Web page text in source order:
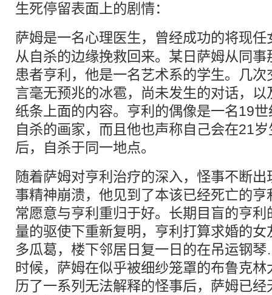
生死停留表面上的剧情：
萨姆是一名心理医生，曾经成功的将现
从自杀的边缘挽救回来。某日萨姆从同
患者亨利，他是一名艺术系的学生。几
言毫无预兆的冰雹，尚未发生的对话，
纸条上面的内容。亨利的偶像是一名19
自杀的画家，而且他也声称自己会在21
后，自杀于同一地点。
随着萨姆对亨利治疗的深入，怪事不断
事精神崩溃，他见到了本该已经死亡的
常愿意与亨利重归于好。长期目盲的亨
量的驱使下重新复明，亨利打算求婚的
多瓜葛，楼下邻居日复一日的在吊运钢
时候，萨姆在似乎被细纱笼罩的布鲁克
历了一系列无法解释的怪事后，萨姆已